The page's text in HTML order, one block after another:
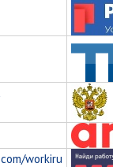
workiru